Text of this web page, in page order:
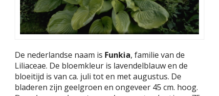
De nederlandse naam is Funkia, familie van de
Liliaceae. De bloemkleur is lavendelblauw en de
bloeitijd is van ca. juli tot en met augustus. De
bladeren zijn geelgroen en ongeveer 45 cm. hoog.